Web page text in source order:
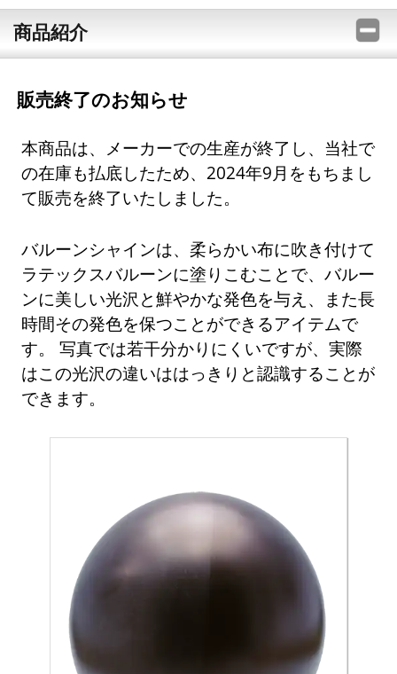
商品紹介
販売終了のお知らせ
本商品は、メーカーでの生産が終了し、当社で
の在庫も払底したため、2024年9月をもちまし
て販売を終了いたしました。
バルーンシャインは、柔らかい布に吹き付けて
ラテックスバルーンに塗りこむことで、バルー
ンに美しい光沢と鮮やかな発色を与え、また長
時間その発色を保つことができるアイテムで
す。 写真では若干分かりにくいですが、実際
はこの光沢の違いははっきりと認識することが
できます。